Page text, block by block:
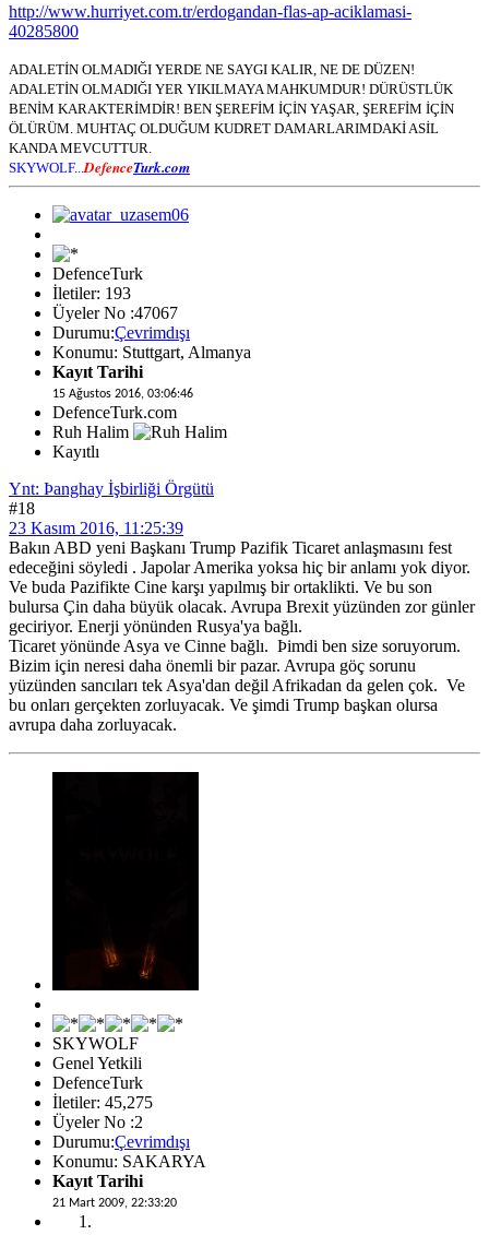
http://www.hurriyet.com.tr/erdogandan-flas-ap-aciklamasi-
40285800
ADALETİN OLMADIĞI YERDE NE SAYGI KALIR, NE DE DÜZEN!
ADALETİN OLMADIĞI YER YIKILMAYA MAHKUMDUR! DÜRÜSTLÜK
BENİM KARAKTERİMDİR! BEN ŞEREFİM İÇİN YAŞAR, ŞEREFİM İÇİN
ÖLÜRÜM. MUHTAÇ OLDUĞUM KUDRET DAMARLARIMDAKİ ASİL
KANDA MEVCUTTUR.
SKYWOLF... DefenceTurk.com
DefenceTurk
İletiler: 193
Üyeler No :47067
Durumu:Çevrimdışı
Konumu: Stuttgart, Almanya
Kayıt Tarihi
15 Ağustos 2016, 03:06:46
DefenceTurk.com
Ruh Halim
Kayıtlı
Ynt: Þanghay İşbirliği Örgütü
#18
23 Kasım 2016, 11:25:39
Bakın ABD yeni Başkanı Trump Pazifik Ticaret anlaşmasını fest
edeceğini söyledi . Japolar Amerika yoksa hiç bir anlamı yok diyor.
Ve buda Pazifikte Cine karşı yapılmış bir ortaklikti. Ve bu son
bulursa Çin daha büyük olacak. Avrupa Brexit yüzünden zor günler
geciriyor. Enerji yönünden Rusya'ya bağlı.
Ticaret yönünde Asya ve Cinne bağlı. Þimdi ben size soruyorum.
Bizim için neresi daha önemli bir pazar. Avrupa göç sorunu
yüzünden sancıları tek Asya'dan değil Afrikadan da gelen çok. Ve
bu onları gerçekten zorluyacak. Ve şimdi Trump başkan olursa
avrupa daha zorluyacak.
SKYWOLF
Genel Yetkili
DefenceTurk
İletiler: 45,275
Üyeler No :2
Durumu:Çevrimdışı
Konumu: SAKARYA
Kayıt Tarihi
21 Mart 2009, 22:33:20